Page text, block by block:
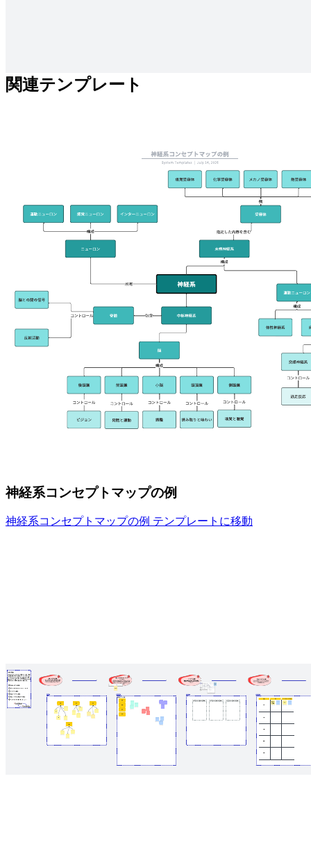
関連テンプレート
神経系コンセプトマップの例
神経系コンセプトマップの例 テンプレートに移動